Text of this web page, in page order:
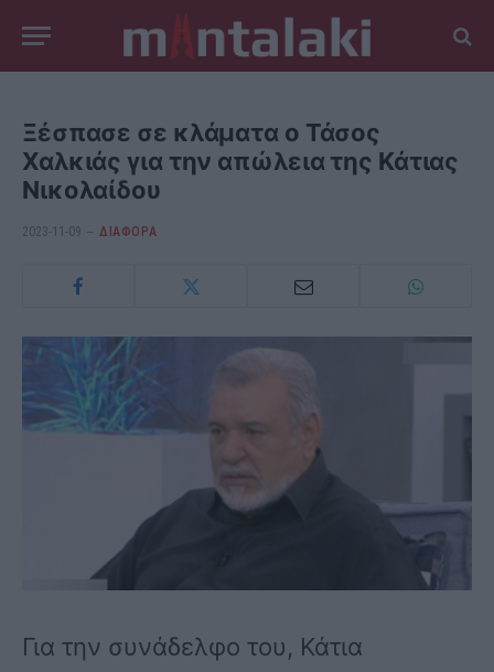
Ξέσπασε σε κλάματα ο Τάσος
Χαλκιάς για την απώλεια της Κάτιας
Νικολαίδου
2023-11-09 ΔΙΆΦΟΡΑ
Για την συνάδελφο του, Κάτια